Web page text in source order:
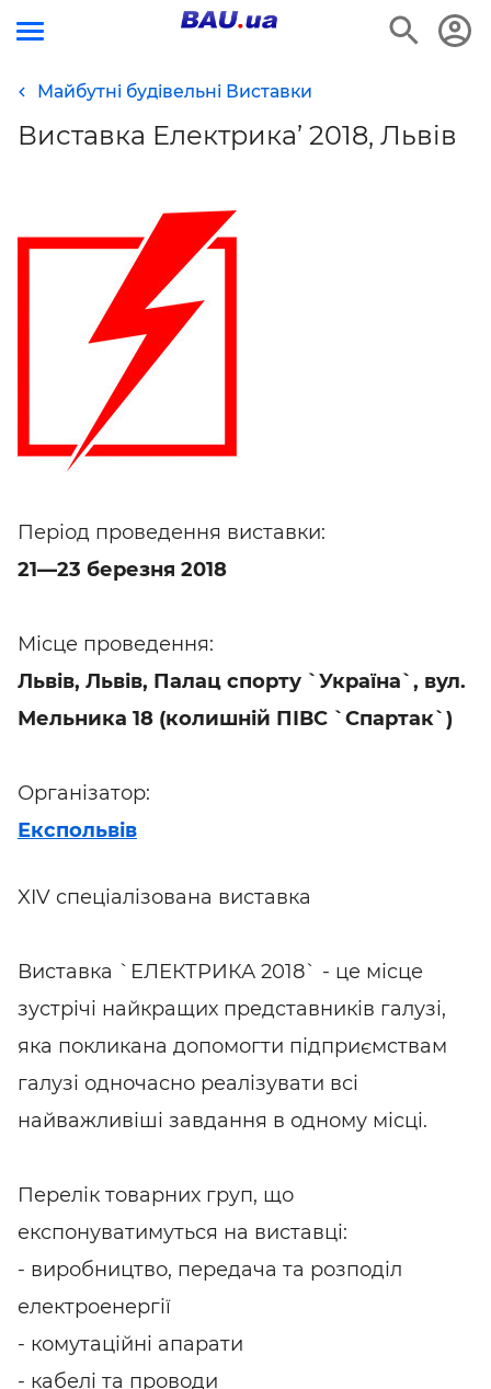
Майбутні будівельні Виставки
Виставка Електрика’ 2018, Львів
Період проведення виставки:
21—23 березня 2018
Місце проведення:
Львів, Львів, Палац спорту `Україна`, вул.
Мельника 18 (колишній ПІВС `Спартак`)
Організатор:
Експольвів
XIV спеціалізована виставка
Виставка `ЕЛЕКТРИКА 2018` - це місце
зустрічі найкращих представників галузі,
яка покликана допомогти підприємствам
галузі одночасно реалізувати всі
найважливіші завдання в одному місці.
Перелік товарних груп, що
експонуватимуться на виставці:
- виробництво, передача та розподіл
електроенергії
- комутаційні апарати
- кабелі та проводи